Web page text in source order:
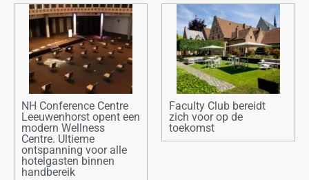
NH Conference Centre
Leeuwenhorst opent een
modern Wellness
Centre. Ultieme
ontspanning voor alle
hotelgasten binnen
handbereik
Faculty Club bereidt
zich voor op de
toekomst